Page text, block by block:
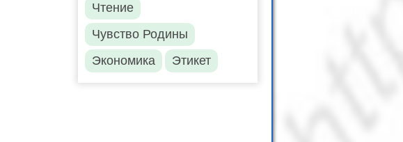
Чтение
Чувство Родины
Экономика
Этикет